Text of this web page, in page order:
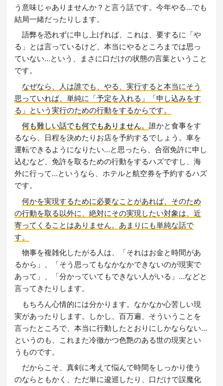
う意味じゃありませんか？と言う話です。今年やる…でも
結局一緒だったりします。
語弊を恐れずに申し上げれば、これは、要するに「や
る」とは言っているけど、本当にやるところまでは思っ
ていない…という、まさに口だけの状態の言葉ということ
です。
なぜなら、人は誰でも、やる、実行すると本当にそう
思っていれば、単純に「予定を入れる」「申し込みをす
る」という実行のための行動をするからです。
何も難しい話でも何でもありません。誰かと食事をす
るなら、日程を決めたりお店を予約するでしょう。車を
運転できるようになりたい…と思ったら、合宿免許に申し
込むなど、免許を取るための行動をするハズですし、海
外に行って…というなら、ホテルと航空券を予約するハズ
です。
何かを実現するために必要なことがあれば、そのため
の行動を取る以外に、絶対にその実現したい対象は、近
寄ってくることはありません。あまりにも単純な話で
す。
物事を複雑化したがる人は、「それはお金と時間があ
るから」、「そう思ってもなかなかできないのが現実で
あって」、「分かっていてもできない人がいる」…などと
言ってきたりします。
もちろん心情的には分かります。なかなか心苦しい現
実があったりします。しかし、百万遍、そういうことを
言ったところで、本当に行動したとおりにしかならない…
というのも、これまた冷徹かつ色艶のある世の現実とい
うものです。
だからこそ、真剣に考えて悩んで時間をしっかり使う
のならともかく、ただ単に逡巡したり、口だけで誤魔化